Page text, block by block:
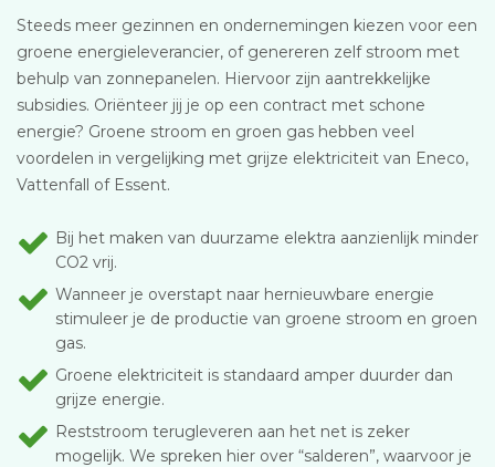
Steeds meer gezinnen en ondernemingen kiezen voor een
groene energieleverancier, of genereren zelf stroom met
behulp van zonnepanelen. Hiervoor zijn aantrekkelijke
subsidies. Oriënteer jij je op een contract met schone
energie? Groene stroom en groen gas hebben veel
voordelen in vergelijking met grijze elektriciteit van Eneco,
Vattenfall of Essent.
Bij het maken van duurzame elektra aanzienlijk minder
CO2 vrij.
Wanneer je overstapt naar hernieuwbare energie
stimuleer je de productie van groene stroom en groen
gas.
Groene elektriciteit is standaard amper duurder dan
grijze energie.
Reststroom terugleveren aan het net is zeker
mogelijk. We spreken hier over “salderen”, waarvoor je